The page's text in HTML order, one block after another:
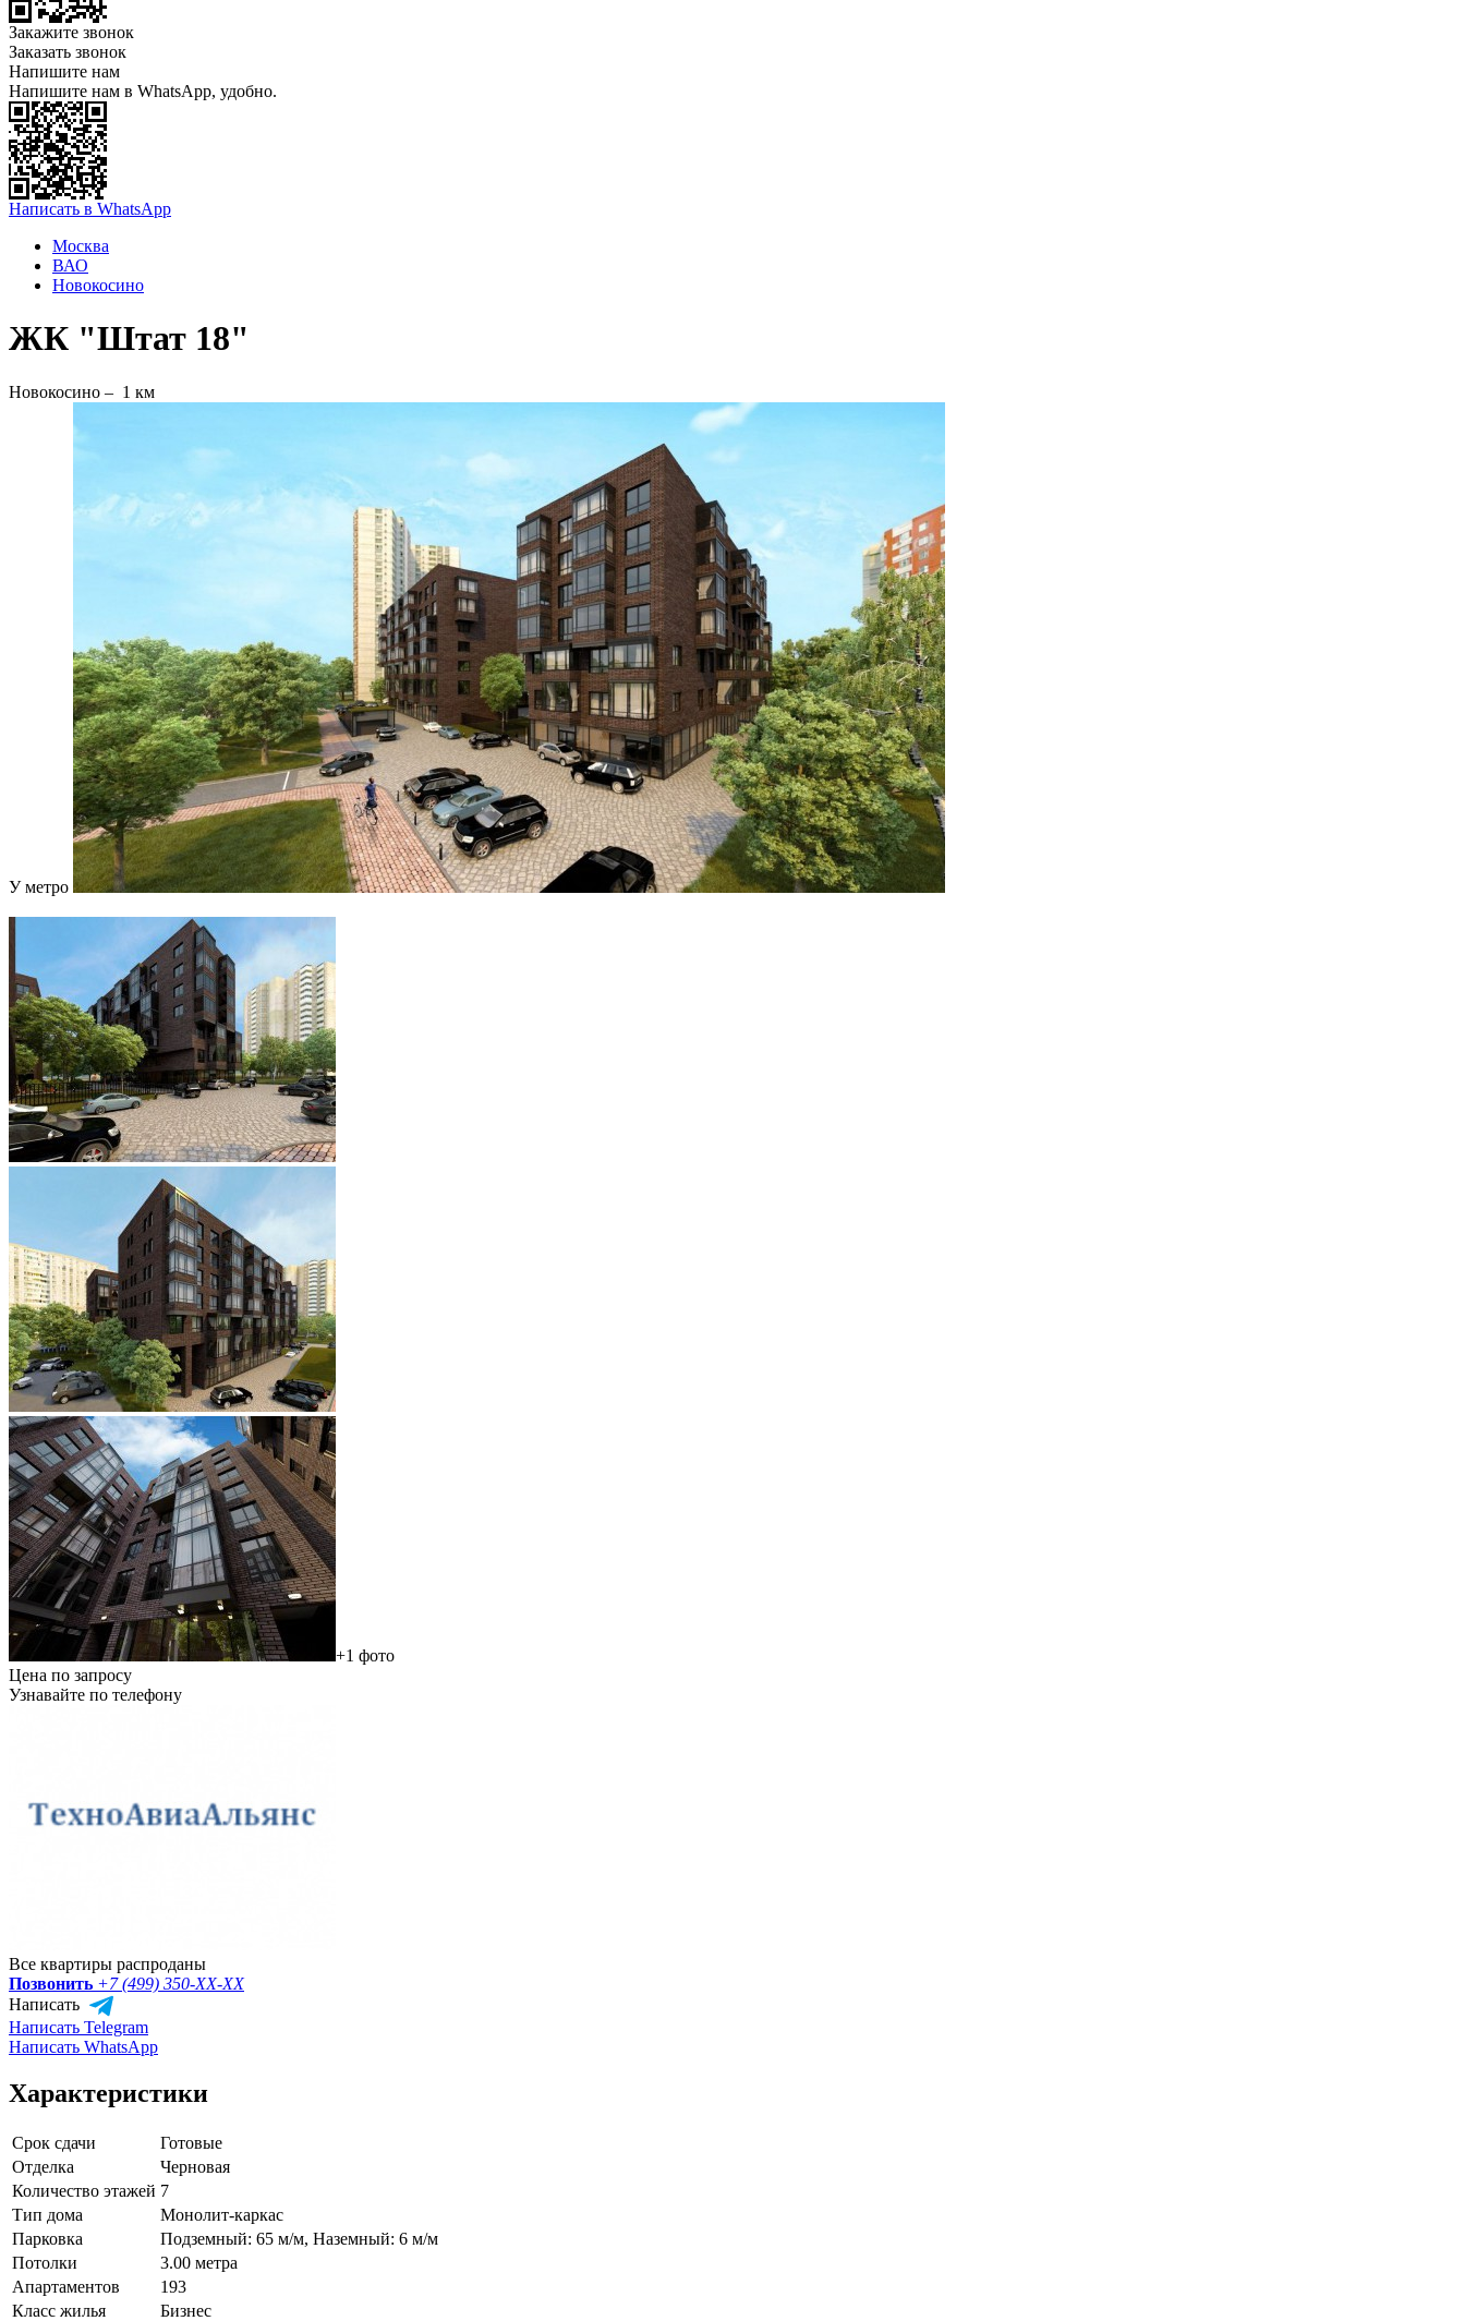
Закажите звонок
Заказать звонок
Напишите нам
Напишите нам в WhatsApp, удобно.
Написать в WhatsApp
Москва
ВАО
Новокосино
ЖК "Штат 18"
Новокосино – 1 км
У метро
+1 фото
Цена по запросу
Узнавайте по телефону
Все квартиры распроданы
Позвонить +7 (499) 350-XX-XX
Написать
Написать Telegram
Написать WhatsApp
Характеристики
Срок сдачи
Готовые
Отделка
Черновая
Количество этажей 7
Тип дома
Монолит-каркас
Парковка
Подземный: 65 м/м, Наземный: 6 м/м
Потолки
3.00 метра
Апартаментов
193
Класс жилья
Бизнес